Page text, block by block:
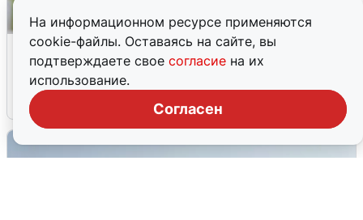
На информационном ресурсе применяются
cookie-файлы. Оставаясь на сайте, вы
подтверждаете свое согласие на их
использование.
Согласен
Волгоградцы остались без
мобильного интернета
6 августа